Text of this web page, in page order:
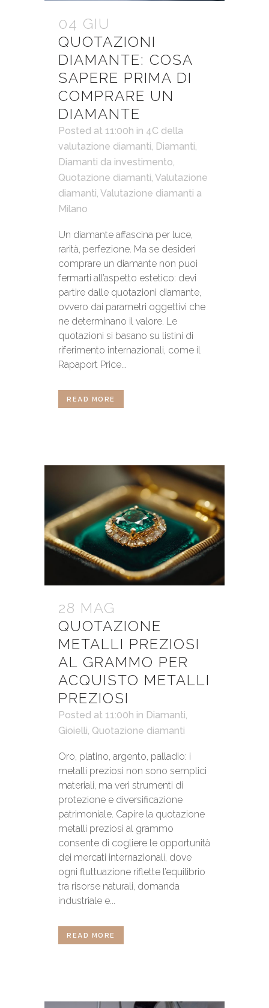
04 GIU
QUOTAZIONI
DIAMANTE: COSA
SAPERE PRIMA DI
COMPRARE UN
DIAMANTE
Posted at 11:00h in 4C della
valutazione diamanti, Diamanti,
Diamanti da investimento,
Quotazione diamanti, Valutazione
diamanti, Valutazione diamanti a
Milano
Un diamante affascina per luce,
rarità, perfezione. Ma se desideri
comprare un diamante non puoi
fermarti all’aspetto estetico: devi
partire dalle quotazioni diamante,
ovvero dai parametri oggettivi che
ne determinano il valore. Le
quotazioni si basano su listini di
riferimento internazionali, come il
Rapaport Price...
READ MORE
28 MAG
QUOTAZIONE
METALLI PREZIOSI
AL GRAMMO PER
ACQUISTO METALLI
PREZIOSI
Posted at 11:00h in Diamanti,
Gioielli, Quotazione diamanti
Oro, platino, argento, palladio: i
metalli preziosi non sono semplici
materiali, ma veri strumenti di
protezione e diversificazione
patrimoniale. Capire la quotazione
metalli preziosi al grammo
consente di cogliere le opportunità
dei mercati internazionali, dove
ogni fluttuazione riflette l’equilibrio
tra risorse naturali, domanda
industriale e...
READ MORE